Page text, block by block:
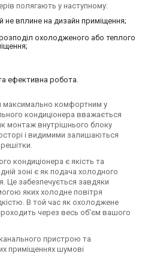
полягають у наступному:
не вплине на дизайн приміщення;
охолодженого або теплого
ефективна робота.
максимально комфортним у
кондиціонера вважається
монтаж внутрішнього блоку
і видимими залишаються
кондиціонера є якість та
зоні є як подача холодного
Це забезпечується завдяки
яких холодне повітря
В той час як охолоджене
через весь об'єм вашого
пристрою та
приміщеннях шумові